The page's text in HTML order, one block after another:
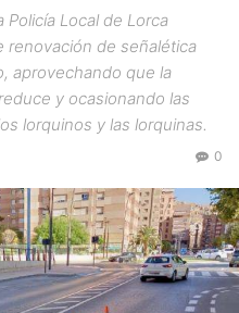
Policía Local de Lorca
renovación de señalética
aprovechando que la
y ocasionando las
lorquinos y las lorquinas.
0